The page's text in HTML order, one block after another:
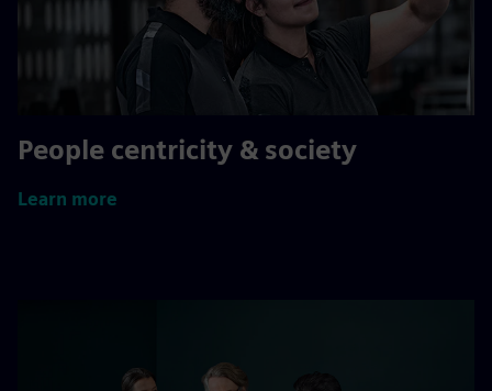
People centricity & society
Learn more